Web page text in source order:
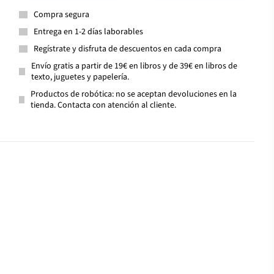
Compra segura
Entrega en 1-2 días laborables
Regístrate y disfruta de descuentos en cada compra
Envío gratis a partir de 19€ en libros y de 39€ en libros de
texto, juguetes y papelería.
Productos de robótica: no se aceptan devoluciones en la
tienda. Contacta con atención al cliente.